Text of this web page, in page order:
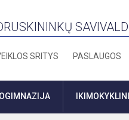
SRITYS PASLAUGOS